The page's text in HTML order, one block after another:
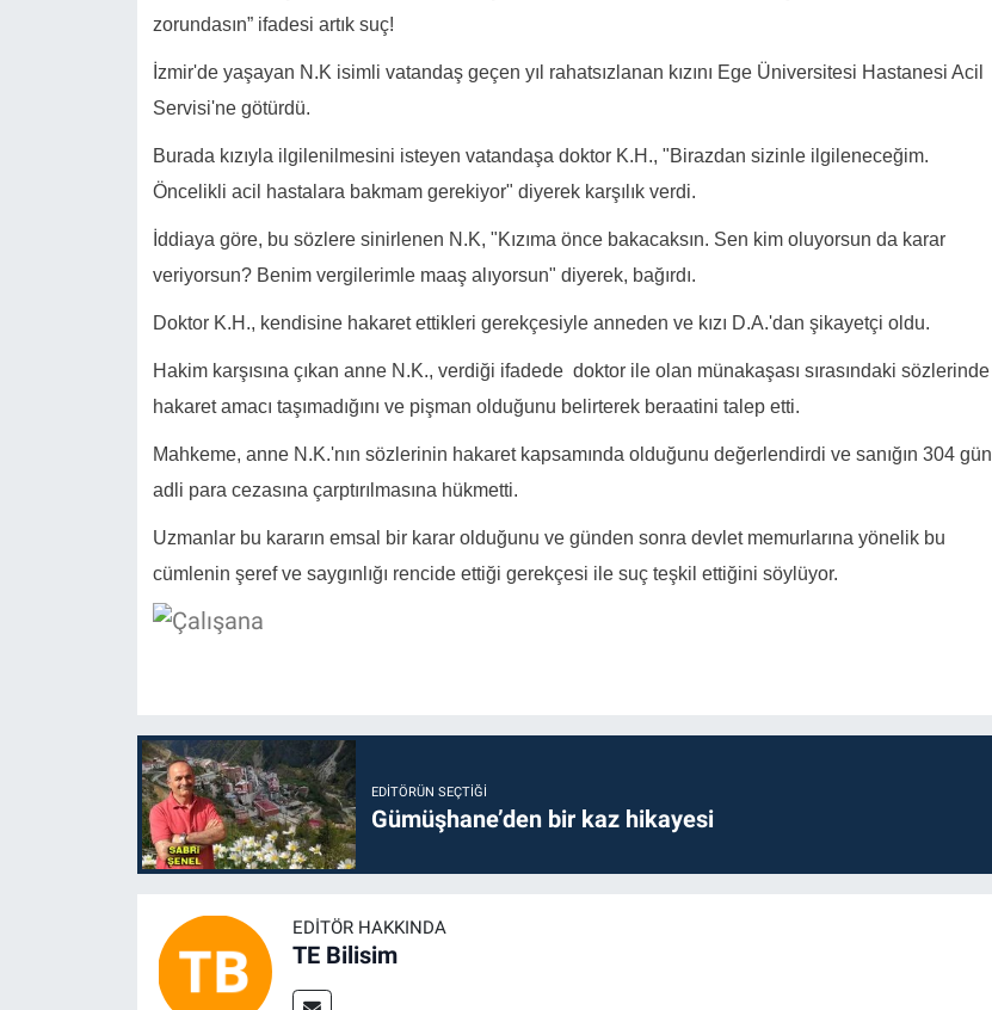
zorundasın” ifadesi artık suç!
İzmir'de yaşayan N.K isimli vatandaş geçen yıl rahatsızlanan kızını Ege Üniversitesi Hastanesi Acil
Servisi'ne götürdü.
Burada kızıyla ilgilenilmesini isteyen vatandaşa doktor K.H., "Birazdan sizinle ilgileneceğim.
Öncelikli acil hastalara bakmam gerekiyor" diyerek karşılık verdi.
İddiaya göre, bu sözlere sinirlenen N.K, "Kızıma önce bakacaksın. Sen kim oluyorsun da karar
veriyorsun? Benim vergilerimle maaş alıyorsun" diyerek, bağırdı.
Doktor K.H., kendisine hakaret ettikleri gerekçesiyle anneden ve kızı D.A.'dan şikayetçi oldu.
Hakim karşısına çıkan anne N.K., verdiği ifadede doktor ile olan münakaşası sırasındaki sözlerinde
hakaret amacı taşımadığını ve pişman olduğunu belirterek beraatini talep etti.
Mahkeme, anne N.K.'nın sözlerinin hakaret kapsamında olduğunu değerlendirdi ve sanığın 304 gün
adli para cezasına çarptırılmasına hükmetti.
Uzmanlar bu kararın emsal bir karar olduğunu ve günden sonra devlet memurlarına yönelik bu
cümlenin şeref ve saygınlığı rencide ettiği gerekçesi ile suç teşkil ettiğini söylüyor.
EDITÖRÜN SEÇTIĞI
Gümüşhane’den bir kaz hikayesi
EDITÖR HAKKINDA
TE Bilisim